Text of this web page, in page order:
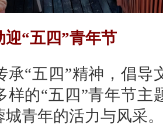
迎“五四”青年节
“五四”精神，倡导
样的“五四”青年节主
城青年的活力与风采。